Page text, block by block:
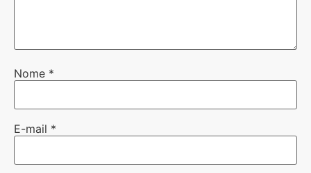
Nome *
E-mail *